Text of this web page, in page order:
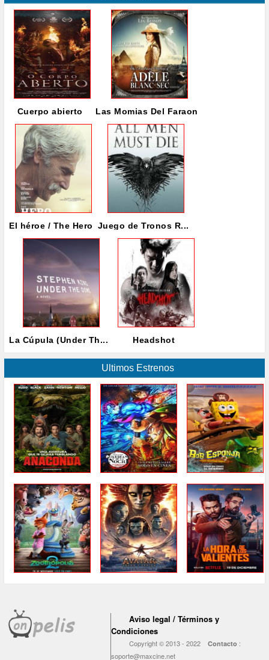
Cuerpo abierto Las Momias Del Faraon
El héroe / The Hero Juego de Tronos R...
La Cúpula (Under Th... Headshot
Ultimos Estrenos
Aviso legal / Términos y
Condiciones
Copyright © 2013 - 2022Contacto :
soporte@maxcine.net